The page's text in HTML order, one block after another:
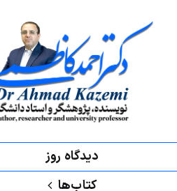
دیدگاه روز
کتاب‌ها